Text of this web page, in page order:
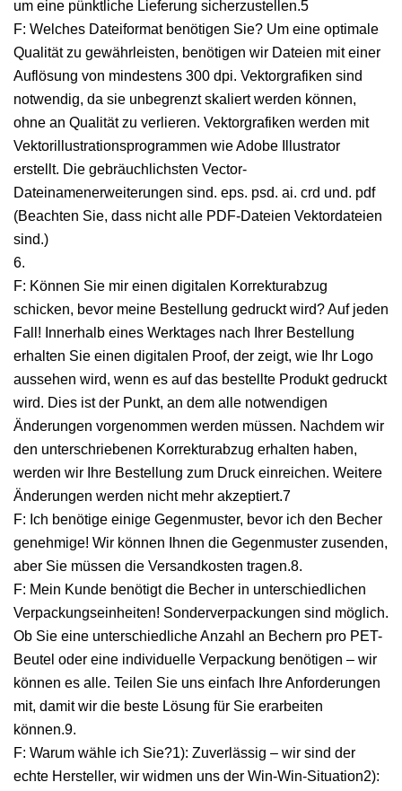
um eine pünktliche Lieferung sicherzustellen.5
F: Welches Dateiformat benötigen Sie? Um eine optimale
Qualität zu gewährleisten, benötigen wir Dateien mit einer
Auflösung von mindestens 300 dpi. Vektorgrafiken sind
notwendig, da sie unbegrenzt skaliert werden können,
ohne an Qualität zu verlieren. Vektorgrafiken werden mit
Vektorillustrationsprogrammen wie Adobe Illustrator
erstellt. Die gebräuchlichsten Vector-
Dateinamenerweiterungen sind. eps. psd. ai. crd und. pdf
(Beachten Sie, dass nicht alle PDF-Dateien Vektordateien
sind.)
6.
F: Können Sie mir einen digitalen Korrekturabzug
schicken, bevor meine Bestellung gedruckt wird? Auf jeden
Fall! Innerhalb eines Werktages nach Ihrer Bestellung
erhalten Sie einen digitalen Proof, der zeigt, wie Ihr Logo
aussehen wird, wenn es auf das bestellte Produkt gedruckt
wird. Dies ist der Punkt, an dem alle notwendigen
Änderungen vorgenommen werden müssen. Nachdem wir
den unterschriebenen Korrekturabzug erhalten haben,
werden wir Ihre Bestellung zum Druck einreichen. Weitere
Änderungen werden nicht mehr akzeptiert.7
F: Ich benötige einige Gegenmuster, bevor ich den Becher
genehmige! Wir können Ihnen die Gegenmuster zusenden,
aber Sie müssen die Versandkosten tragen.8.
F: Mein Kunde benötigt die Becher in unterschiedlichen
Verpackungseinheiten! Sonderverpackungen sind möglich.
Ob Sie eine unterschiedliche Anzahl an Bechern pro PET-
Beutel oder eine individuelle Verpackung benötigen – wir
können es alle. Teilen Sie uns einfach Ihre Anforderungen
mit, damit wir die beste Lösung für Sie erarbeiten
können.9.
F: Warum wähle ich Sie?1): Zuverlässig – wir sind der
echte Hersteller, wir widmen uns der Win-Win-Situation2):